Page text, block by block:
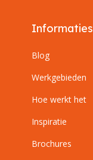
Informaties
Blog
Werkgebieden
Hoe werkt het
Inspiratie
Brochures